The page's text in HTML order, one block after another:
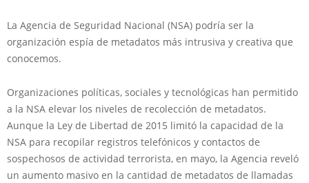
La Agencia de Seguridad Nacional (NSA) podría ser la
organización espía de metadatos más intrusiva y creativa que
conocemos.
Organizaciones políticas, sociales y tecnológicas han permitido
a la NSA elevar los niveles de recolección de metadatos.
Aunque la Ley de Libertad de 2015 limitó la capacidad de la
NSA para recopilar registros telefónicos y contactos de
sospechosos de actividad terrorista, en mayo, la Agencia reveló
un aumento masivo en la cantidad de metadatos de llamadas